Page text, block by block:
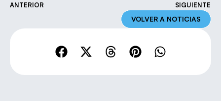
ANTERIOR SIGUIENTE
VOLVER A NOTICIAS